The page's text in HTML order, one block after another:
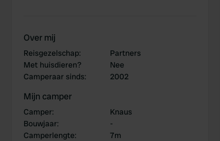
Over mij
Reisgezelschap:
Partners
Met huisdieren?
Nee
Camperaar sinds: 2002
Mijn camper
Camper:
Knaus
Bouwjaar:
-
Camperlengte:
7m